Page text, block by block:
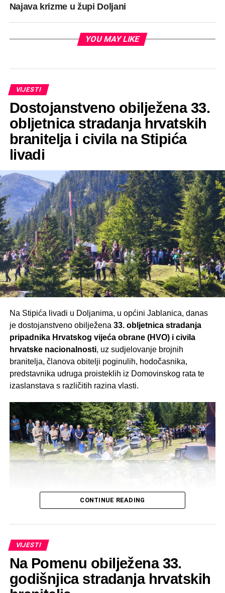
Najava krizme u župi Doljani
YOU MAY LIKE
VIJESTI
Dostojanstveno obilježena 33.
obljetnica stradanja hrvatskih
branitelja i civila na Stipića
livadi
Na Stipića livadi u Doljanima, u općini Jablanica, danas
je dostojanstveno obilježena 33. obljetnica stradanja
pripadnika Hrvatskog vijeća obrane (HVO) i civila
hrvatske nacionalnosti, uz sudjelovanje brojnih
branitelja, članova obitelji poginulih, hodočasnika,
predstavnika udruga proisteklih iz Domovinskog rata te
izaslanstava s različitih razina vlasti.
CONTINUE READING
VIJESTI
Na Pomenu obilježena 33.
godišnjica stradanja hrvatskih